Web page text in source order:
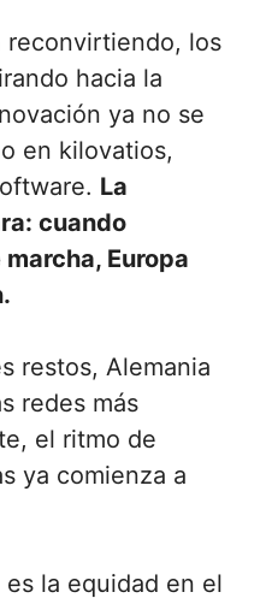
reconvirtiendo, los
hacia la
ya no se
en kilovatios,
La
cuando
Europa
restos, Alemania
redes más
el ritmo de
ya comienza a
la equidad en el